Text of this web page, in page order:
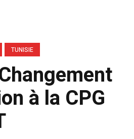
TUNISIE
à la CPG